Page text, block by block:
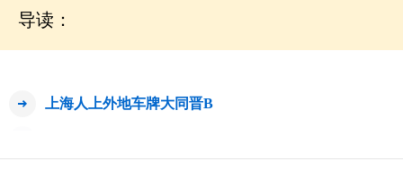
导读：
上海人上外地车牌大同晋B